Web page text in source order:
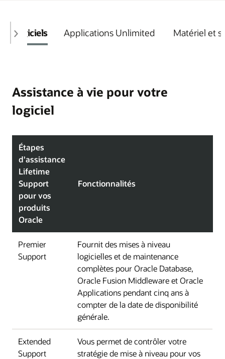
Logiciels Applications Unlimited Matériel et
Assistance à vie pour votre
logiciel
Étapes
d'assistance
Lifetime
Support
pour vos
produits
Oracle
Fonctionnalités
Premier
Support
Fournit des mises à niveau
logicielles et de maintenance
complètes pour Oracle Database,
Oracle Fusion Middleware et Oracle
Applications pendant cinq ans à
compter de la date de disponibilité
générale.
Extended
Support
Vous permet de contrôler votre
stratégie de mise à niveau pour vos